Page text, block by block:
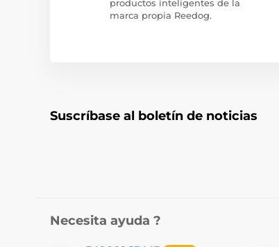
productos inteligentes de la
marca propia Reedog.
Suscríbase al boletín de noticias
Necesita ayuda ?